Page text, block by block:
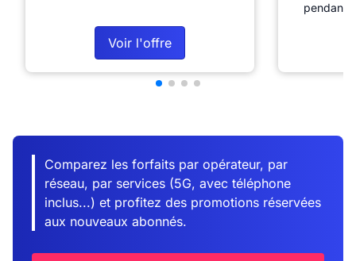
Voir l'offre
pendant
Comparez les forfaits par opérateur, par
réseau, par services (5G, avec téléphone
inclus...) et profitez des promotions réservées
aux nouveaux abonnés.